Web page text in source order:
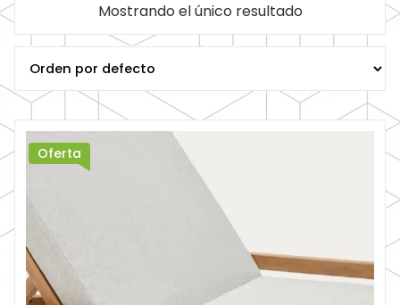
Mostrando el único resultado
Oferta